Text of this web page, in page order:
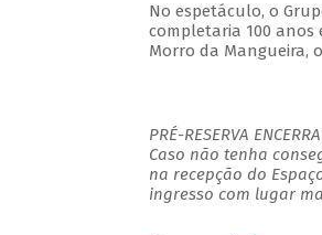
No espetáculo, o
completaria 100 anos
Morro da Mangueira,
PRÉ-RESERVA
Caso não tenha
na recepção do
ingresso com lugar